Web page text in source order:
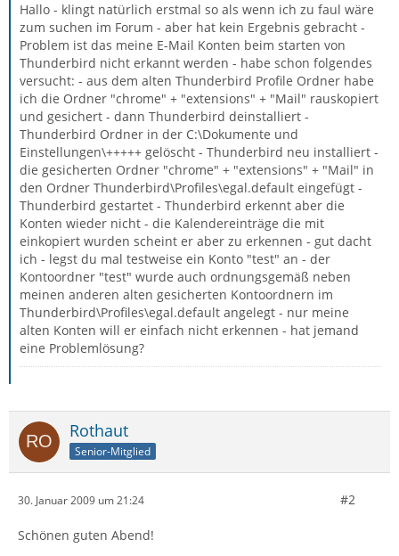
Hallo - klingt natürlich erstmal so als wenn ich zu faul wäre
zum suchen im Forum - aber hat kein Ergebnis gebracht -
Problem ist das meine E-Mail Konten beim starten von
Thunderbird nicht erkannt werden - habe schon folgendes
versucht: - aus dem alten Thunderbird Profile Ordner habe
ich die Ordner "chrome" + "extensions" + "Mail" rauskopiert
und gesichert - dann Thunderbird deinstalliert -
Thunderbird Ordner in der C:\Dokumente und
Einstellungen\+++++ gelöscht - Thunderbird neu installiert -
die gesicherten Ordner "chrome" + "extensions" + "Mail" in
den Ordner Thunderbird\Profiles\egal.default eingefügt -
Thunderbird gestartet - Thunderbird erkennt aber die
Konten wieder nicht - die Kalendereinträge die mit
einkopiert wurden scheint er aber zu erkennen - gut dacht
ich - legst du mal testweise ein Konto "test" an - der
Kontoordner "test" wurde auch ordnungsgemäß neben
meinen anderen alten gesicherten Kontoordnern im
Thunderbird\Profiles\egal.default angelegt - nur meine
alten Konten will er einfach nicht erkennen - hat jemand
eine Problemlösung?
Rothaut
Senior-Mitglied
30. Januar 2009 um 21:24 #2
Schönen guten Abend!